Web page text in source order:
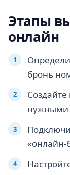
Этапы
онлайн
бронь
нужными
«онлайн-